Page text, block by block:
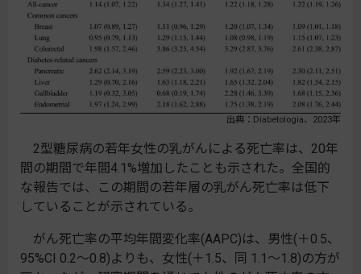
出典：Diabetologia、2023年
2型糖尿病の若年女性の乳がんによる死亡率は、20年
間の期間で年間4.1%増加したことも示された。全国的
な報告では、この期間の若年層の乳がん死亡率は低下
していることが示されている。
がん死亡率の平均年間変化率(AAPC)は、男性(＋0.5、
95%CI 0.2～0.8)よりも、女性(＋1.5、同 1.1～1.8)の方が